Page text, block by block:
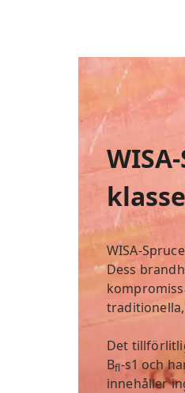
WISA-Spruce
Dess
Det
Bfl-s1 och
innehåller